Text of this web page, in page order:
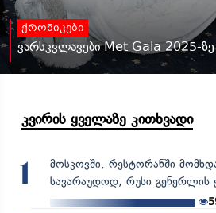
ქრონიკები
ვარსკვლავები Met Gala 2025-
კვირის ყველაზე კითხვადი
1
მოსკოვში, რესტორანში
სავარაუდოდ, რუსი